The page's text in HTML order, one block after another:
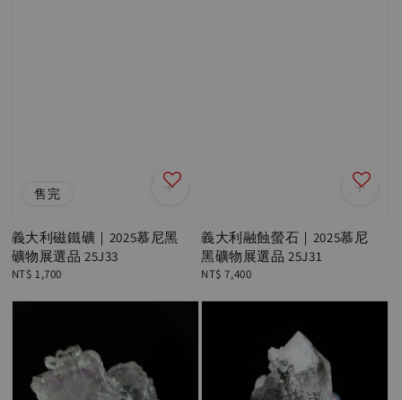
售完
義大利磁鐵礦｜2025慕尼黑
礦物展選品 25J33
Regular
NT$ 1,700
義大利融蝕螢石｜2025慕尼
黑礦物展選品 25J31
Regular
NT$ 7,400